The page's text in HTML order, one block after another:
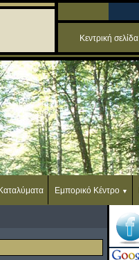
Κεντρική σελίδα
Καταλύματα Εμπορικό Κέντρο